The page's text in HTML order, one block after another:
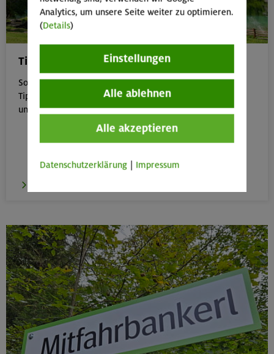
Tipps für Bergtouren im Sommer
Sommer in den Bergen genießen – aber sicher: Unsere
Tipps zu Hitze, Gewitter & Co. helfen dir, entspannt
unterwegs zu bleiben.
Analytics, um unsere Seite weiter zu optimieren.
(Details)
Einstellungen
Alle ablehnen
Alle akzeptieren
Datenschutzerklärung Impressum